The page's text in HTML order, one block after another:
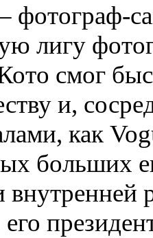
фотограф-
лигу
смог
и,
как
больших
внутренней